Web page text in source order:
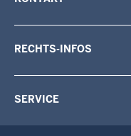
RECHTS-INFOS
SERVICE